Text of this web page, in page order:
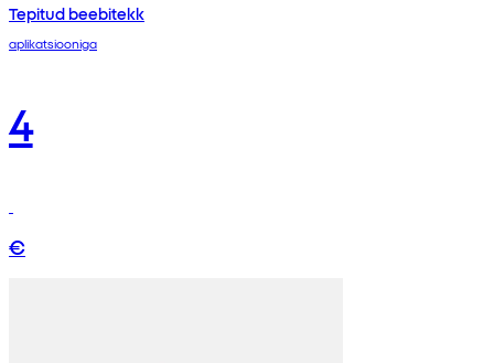
Tepitud beebitekk
aplikatsiooniga
4
€